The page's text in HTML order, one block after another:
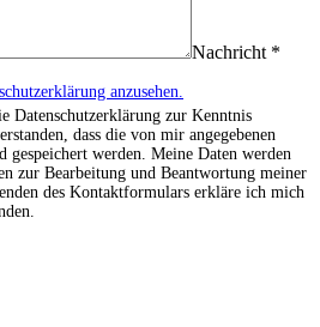
Nachricht *
anzusehen.
Datenschutzerklärung zur Kenntnis
dass die von mir angegebenen
gespeichert werden. Meine Daten werden
zur Bearbeitung und Beantwortung meiner
des Kontaktformulars erkläre ich mich